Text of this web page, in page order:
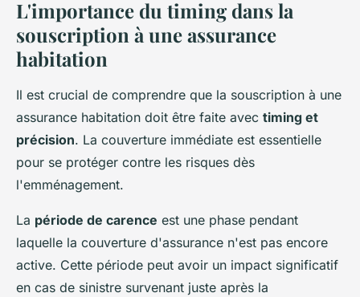
L'importance du timing dans la
souscription à une assurance
habitation
Il est crucial de comprendre que la souscription à une
assurance habitation doit être faite avec timing et
précision. La couverture immédiate est essentielle
pour se protéger contre les risques dès
l'emménagement.
La période de carence est une phase pendant
laquelle la couverture d'assurance n'est pas encore
active. Cette période peut avoir un impact significatif
en cas de sinistre survenant juste après la